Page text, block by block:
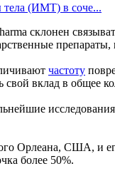
тела (ИМТ) в соче...
склонен
частоту
вклад в общее
Орлеана, США, и
более 50%.